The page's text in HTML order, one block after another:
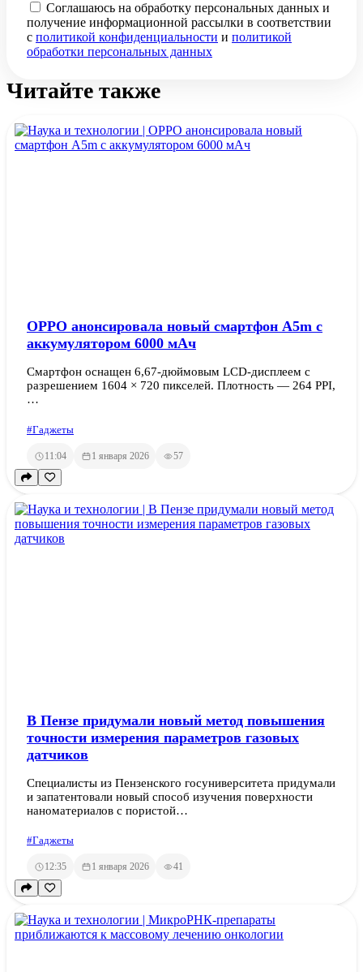
Соглашаюсь на обработку персональных данных и
получение информационной рассылки в соответствии
с политикой конфиденциальности и политикой
обработки персональных данных
Читайте также
OPPO анонсировала новый смартфон A5m с
аккумулятором 6000 мАч
Смартфон оснащен 6,67-дюймовым LCD-дисплеем с
разрешением 1604 × 720 пикселей. Плотность — 264 PPI,
…
#Гаджеты
11:04 1 января 2026 57
В Пензе придумали новый метод повышения
точности измерения параметров газовых
датчиков
Специалисты из Пензенского госуниверситета придумали
и запатентовали новый способ изучения поверхности
наноматериалов с пористой…
#Гаджеты
12:35 1 января 2026 41